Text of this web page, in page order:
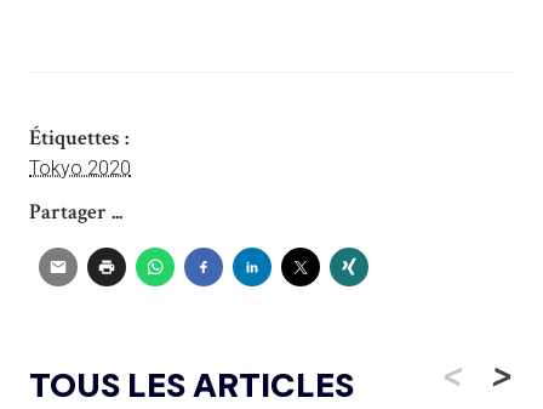
Étiquettes :
Tokyo 2020
Partager ...
TOUS LES ARTICLES < >